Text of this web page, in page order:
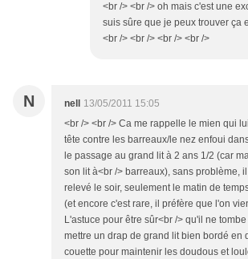
<br /> <br /> oh mais c'est une
suis sûre que je peux trouver ça
<br /> <br /> <br /> <br />
N nell
13/05/2011 15:05
<br /> <br /> Ca me rappelle le mien qui
tête contre les barreaux/le nez enfoui
le passage au grand lit à 2 ans 1/2 (car
son lit à<br /> barreaux), sans problème,
relevé le soir, seulement le matin de
(et encore c'est rare, il préfère que l'on
L'astuce pour être sûr<br /> qu'il ne
mettre un drap de grand lit bien bordé en
couette pour maintenir les doudous et